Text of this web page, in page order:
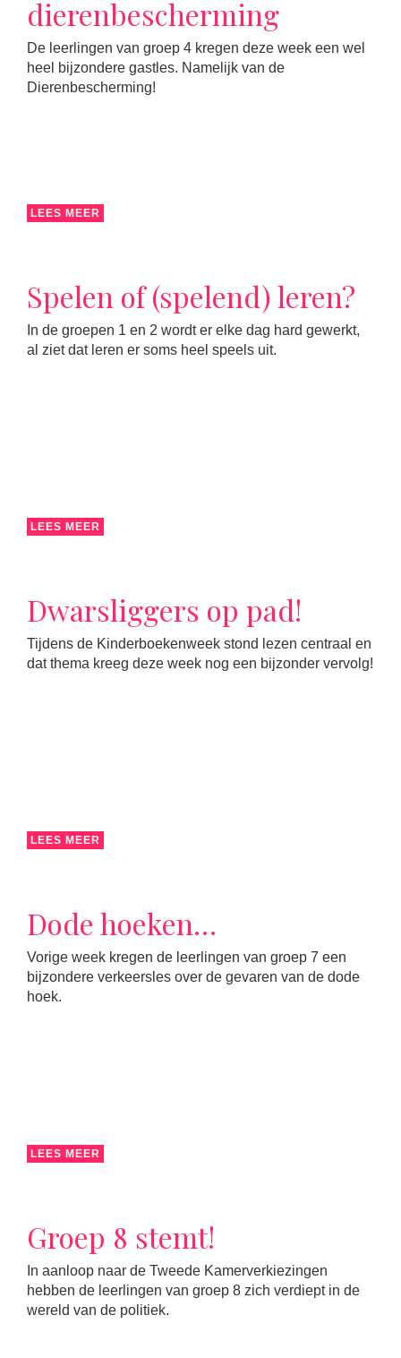
dierenbescherming
De leerlingen van groep 4 kregen deze week een wel
heel bijzondere gastles. Namelijk van de
Dierenbescherming!
LEES MEER
Spelen of (spelend) leren?
In de groepen 1 en 2 wordt er elke dag hard gewerkt,
al ziet dat leren er soms heel speels uit.
LEES MEER
Dwarsliggers op pad!
Tijdens de Kinderboekenweek stond lezen centraal en
dat thema kreeg deze week nog een bijzonder vervolg!
LEES MEER
Dode hoeken…
Vorige week kregen de leerlingen van groep 7 een
bijzondere verkeersles over de gevaren van de dode
hoek.
LEES MEER
Groep 8 stemt!
In aanloop naar de Tweede Kamerverkiezingen
hebben de leerlingen van groep 8 zich verdiept in de
wereld van de politiek.